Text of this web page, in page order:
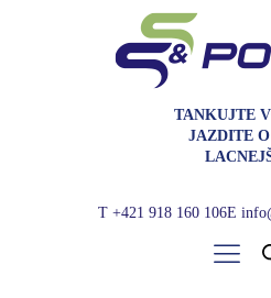
TANKUJTE
JAZDITE
T +421 918 160 106E